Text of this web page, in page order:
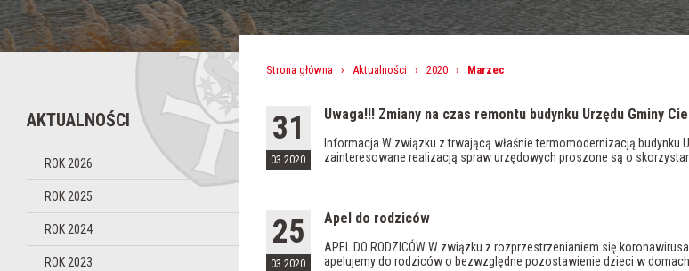
Strona główna › Aktualności › 2020 › Marzec
AKTUALNOŚCI
ROK 2026
ROK 2025
ROK 2024
ROK 2023
31
03 2020
Uwaga!!! Zmiany na czas remontu budynku Urzędu Gminy
Informacja W związku z trwającą właśnie termomodernizacją
zainteresowane realizacją spraw urzędowych proszone są o
25
03 2020
Apel do rodziców
APEL DO RODZICÓW W związku z rozprzestrzenianiem się
apelujemy do rodziców o bezwzględne pozostawienie dzieci w